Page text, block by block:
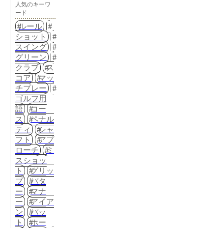
人気のキーワ
ード
ルール
ショット
スイング
グリーン
クラブ
ス
コア
マッ
チプレー
ゴルフ用
語
コー
ス
ペナル
ティ
シャ
フト
アプ
ローチ
ミ
スショッ
ト
グリッ
プ
パタ
ー
マナ
ー
アイア
ン
パッ
ト
ホー